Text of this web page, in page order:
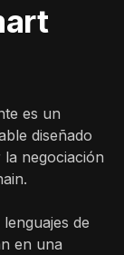
es un
diseñado
negociación
de
en una